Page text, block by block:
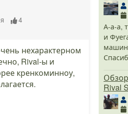
4
нехарактерном
Rival-ы и
кренкоминноу,
А-а-а,
и
Rival